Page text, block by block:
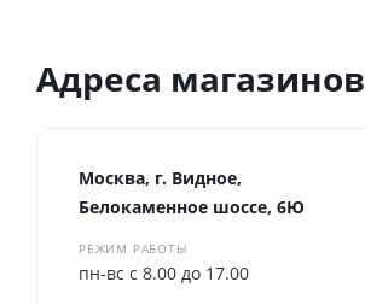
Адреса магазинов
Москва, г. Видное,
Белокаменное шоссе, 6Ю
РЕЖИМ РАБОТЫ
пн-вс с 8.00 до 17.00